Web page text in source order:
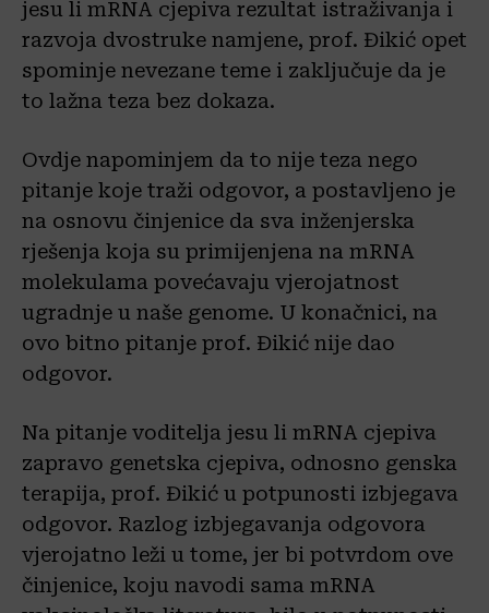
jesu li mRNA cjepiva rezultat istraživanja i
razvoja dvostruke namjene, prof. Đikić opet
spominje nevezane teme i zaključuje da je
to lažna teza bez dokaza.
Ovdje napominjem da to nije teza nego
pitanje koje traži odgovor, a postavljeno je
na osnovu činjenice da sva inženjerska
rješenja koja su primijenjena na mRNA
molekulama povećavaju vjerojatnost
ugradnje u naše genome. U konačnici, na
ovo bitno pitanje prof. Đikić nije dao
odgovor.
Na pitanje voditelja jesu li mRNA cjepiva
zapravo genetska cjepiva, odnosno genska
terapija, prof. Đikić u potpunosti izbjegava
odgovor. Razlog izbjegavanja odgovora
vjerojatno leži u tome, jer bi potvrdom ove
činjenice, koju navodi sama mRNA